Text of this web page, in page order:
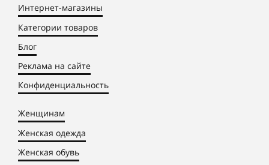
Интернет-магазины
Категории товаров
Блог
Реклама на сайте
Конфиденциальность
Женщинам
Женская одежда
Женская обувь